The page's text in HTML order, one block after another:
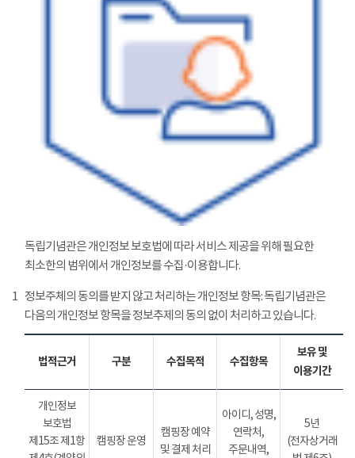
독립기념관은 개인정보 보호법에 따라 서비스 제공을 위해 필요한
최소한의 범위에서 개인정보를 수집·이용합니다.
1 정보주체의 동의를 받지 않고 처리하는 개인정보 항목: 독립기념관은
다음의 개인정보 항목을 정보추제의 동의 없이 처리하고 있습니다.
법적근거 구분 수집목적 수집항목
보유 및
이용기간
개인정보
보호법
제15조 제1항
캠핑장 운영
캠핑장 예약
및 결제 처리
아이디, 성명,
연락처,
주문내역,
5년
(전자상거래